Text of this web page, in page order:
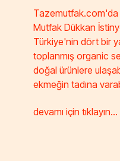
Mutfak Dükkan
Türkiye'nin dört bir
toplanmış organic
doğal ürünlere
ekmeğin tadına
devamı için tıklayın...